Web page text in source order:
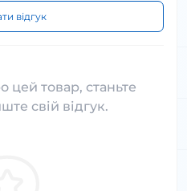
відгук
цей товар, станьте
свій відгук.